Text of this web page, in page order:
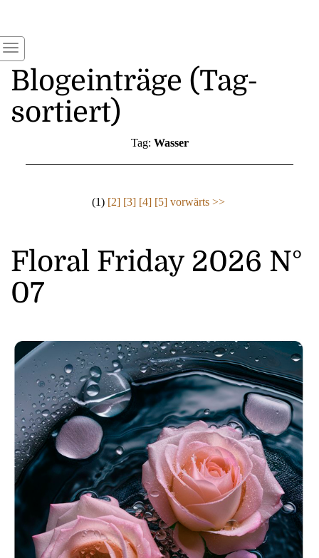
Blogeinträge (Tag-
sortiert)
Tag: Wasser
(1) [2] [3] [4] [5] vorwärts >>
Floral Friday 2026 N°
07